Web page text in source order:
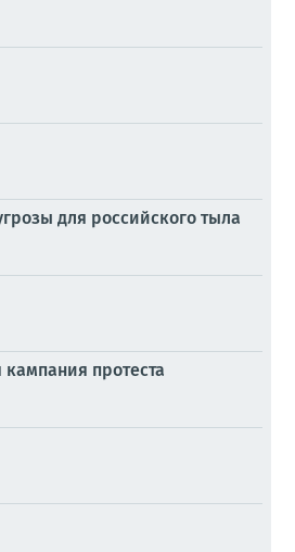
для российского тыла
протеста